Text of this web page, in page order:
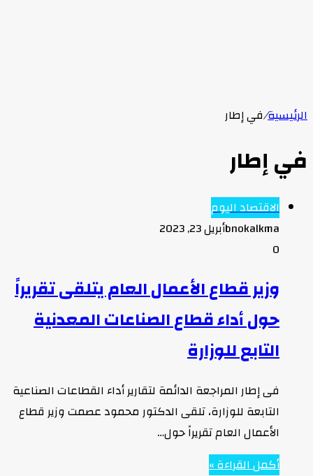
الرئيسية/في إطار
في إطار
الاقتصاد اليوم
bnokalkmaأبريل 23, 2023
0
وزير قطاع الأعمال العام يتلقى تقريراً
حول أداء قطاع الصناعات المعدنية
التابع للوزارة
فى إطار المراجعة الدائمة لتقارير أداء القطاعات الصناعية
التابعة للوزارة، تلقى الدكتور محمود عصمت وزير قطاع
الأعمال العام تقريراً حول…
أكمل القراءة »